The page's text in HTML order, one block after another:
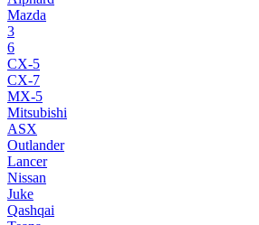
Mazda
3
6
CX-5
CX-7
MX-5
Mitsubishi
ASX
Outlander
Lancer
Nissan
Juke
Qashqai